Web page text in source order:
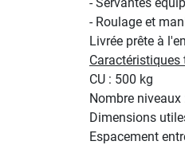
- Roulage et
Livrée prête à
CU : 500 kg
Nombre niveaux
Dimensions
Espacement